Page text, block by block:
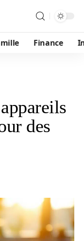
Finance
des